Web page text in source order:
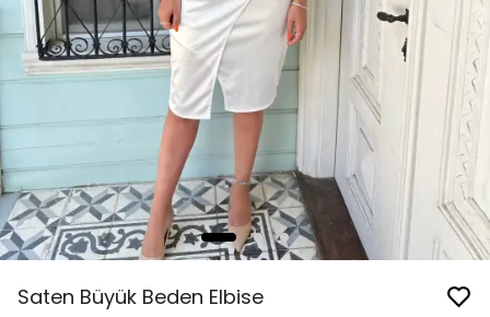
Saten Büyük Beden Elbise